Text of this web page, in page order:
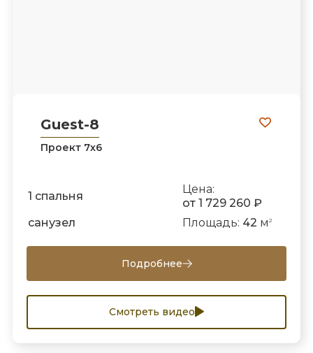
Guest-8
Проект 7х6
1 спальня
Цена:
от 1 729 260 ₽
санузел
Площадь: 42 м 2
Подробнее
Смотреть видео